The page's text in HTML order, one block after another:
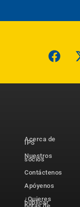
Acerca de
IPS
Nuestros
socios
Contáctenos
Apóyenos
¿Quieres
publicar